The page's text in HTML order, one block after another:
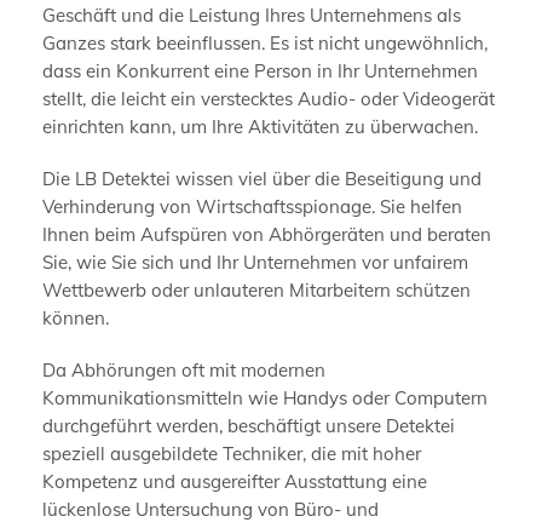
Geschäft und die Leistung Ihres Unternehmens als
Ganzes stark beeinflussen. Es ist nicht ungewöhnlich,
dass ein Konkurrent eine Person in Ihr Unternehmen
stellt, die leicht ein verstecktes Audio- oder Videogerät
einrichten kann, um Ihre Aktivitäten zu überwachen.
Die LB Detektei wissen viel über die Beseitigung und
Verhinderung von Wirtschaftsspionage. Sie helfen
Ihnen beim Aufspüren von Abhörgeräten und beraten
Sie, wie Sie sich und Ihr Unternehmen vor unfairem
Wettbewerb oder unlauteren Mitarbeitern schützen
können.
Da Abhörungen oft mit modernen
Kommunikationsmitteln wie Handys oder Computern
durchgeführt werden, beschäftigt unsere Detektei
speziell ausgebildete Techniker, die mit hoher
Kompetenz und ausgereifter Ausstattung eine
lückenlose Untersuchung von Büro- und